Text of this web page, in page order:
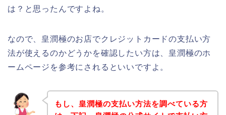
は？と思ったんですよね。
なので、皇潤極のお店でクレジットカードの支払い方
法が使えるのかどうかを確認したい方は、皇潤極のホ
ームページを参考にされるといいですよ。
もし、皇潤極の支払い方法を調べている方